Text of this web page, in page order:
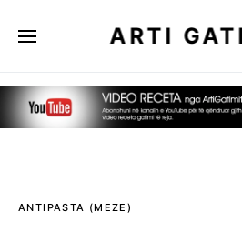
ARTI
ANTIPASTA (MEZE)